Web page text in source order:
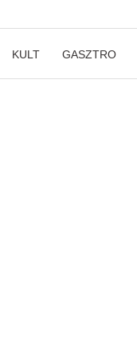
KULT GASZTRO